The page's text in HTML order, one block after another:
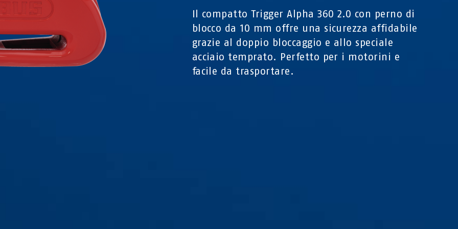
Il compatto Trigger Alpha 360 2.0 con perno di
blocco da 10 mm offre una sicurezza affidabile
grazie al doppio bloccaggio e allo speciale
acciaio temprato. Perfetto per i motorini e
facile da trasportare.